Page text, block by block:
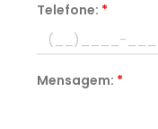
Telefone: *
Mensagem: *